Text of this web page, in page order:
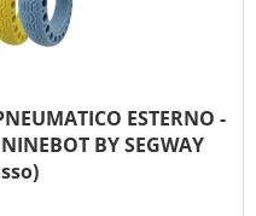
ESTERNO -
BY SEGWAY